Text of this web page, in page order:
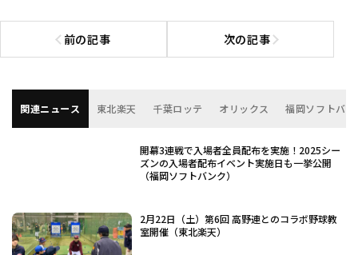
前の記事
前の記事へ 次の記事次の記事へ
関連ニュース 東北楽天 千葉ロッテ オリックス 福岡ソフトバ
開幕3連戦で入場者全員配布を実施！2025シー
ズンの入場者配布イベント実施日も一挙公開
（福岡ソフトバンク）
2月22日（土）第6回 高野連とのコラボ野球教
室開催（東北楽天）